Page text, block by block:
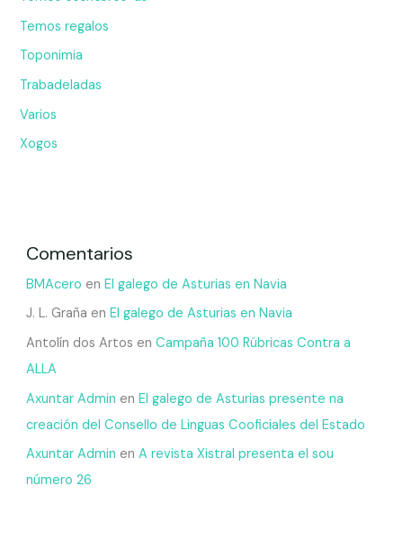
Temos regalos
Toponimia
Trabadeladas
Varios
Xogos
Comentarios
BMAcero en El galego de Asturias en Navia
J. L. Graña en El galego de Asturias en Navia
Antolín dos Artos en Campaña 100 Rúbricas Contra a
ALLA
Axuntar Admin en El galego de Asturias presente na
creación del Consello de Linguas Cooficiales del Estado
Axuntar Admin en A revista Xistral presenta el sou
número 26